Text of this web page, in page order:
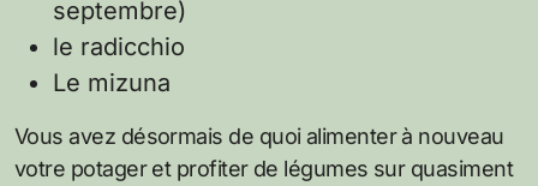
septembre)
le radicchio
Le mizuna
Vous avez désormais de quoi alimenter à nouveau
votre potager et profiter de légumes sur quasiment